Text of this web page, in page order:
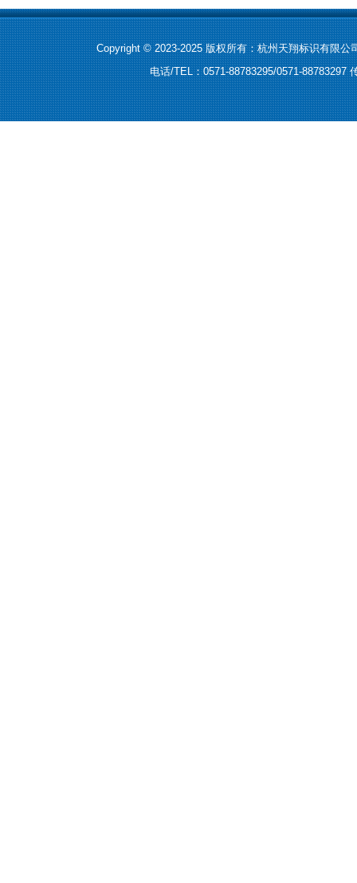
Copyright © 2023-2025 版权所有：杭州天翔标识有限公
电话/TEL：0571-88783295/0571-88783297